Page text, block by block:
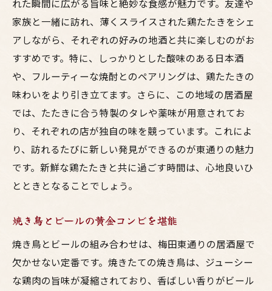
れた瞬間に広がる旨味と絶妙な食感が魅力です。友達や
家族と一緒に訪れ、薄くスライスされた鶏たたきをシェ
アしながら、それぞれの好みの地酒と共に楽しむのがお
すすめです。特に、しっかりとした酸味のある日本酒
や、フルーティーな焼酎とのペアリングは、鶏たたきの
味わいをより引き立てます。さらに、この地域の居酒屋
では、たたきに合う特製のタレや薬味が用意されてお
り、それぞれの店が独自の味を競っています。これによ
り、訪れるたびに新しい発見ができるのが東通りの魅力
です。新鮮な鶏たたきと共に過ごす時間は、心地良いひ
とときとなることでしょう。
焼き鳥とビールの黄金コンビを堪能
焼き鳥とビールの組み合わせは、梅田東通りの居酒屋で
欠かせない定番です。焼きたての焼き鳥は、ジューシー
な鶏肉の旨味が凝縮されており、香ばしい香りがビール